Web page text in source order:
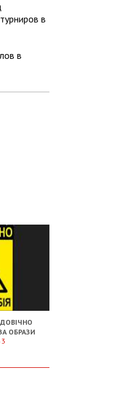
в
в
ОБРАЗИ